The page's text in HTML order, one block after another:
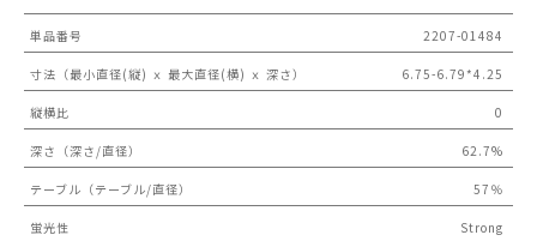
単品番号 2207-01484
寸法（最小直径(縦) ｘ 最大直径(横) ｘ 深さ） 6.75-6.79*4.25
縦横比 0
深さ（深さ/直径） 62.7%
テーブル（テーブル/直径） 57％
蛍光性 Strong